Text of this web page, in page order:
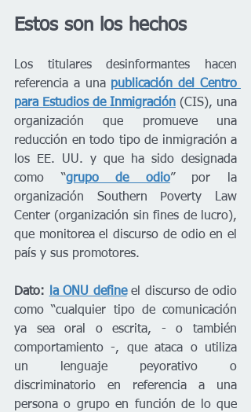
Estos son los hechos
Los titulares desinformantes hacen
referencia a una publicación del Centro
para Estudios de Inmigración (CIS), una
organización que promueve una
reducción en todo tipo de inmigración a
los EE. UU. y que ha sido designada
como “grupo de odio” por la
organización Southern Poverty Law
Center (organización sin fines de lucro),
que monitorea el discurso de odio en el
país y sus promotores.
Dato: la ONU define el discurso de odio
como “cualquier tipo de comunicación
ya sea oral o escrita, - o también
comportamiento -, que ataca o utiliza
un lenguaje peyorativo o
discriminatorio en referencia a una
persona o grupo en función de lo que